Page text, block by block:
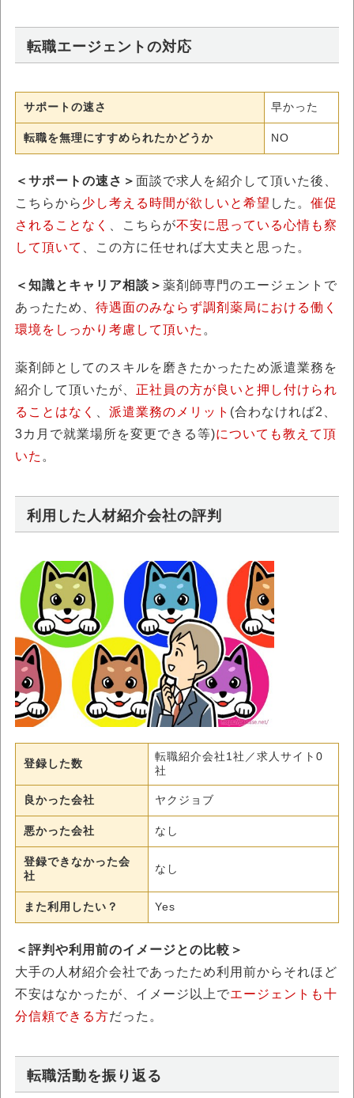
転職エージェントの対応
サポートの速さ 早かった
転職を無理にすすめられたかどうか NO
＜サポートの速さ＞ 面談で求人を紹介して頂いた後、
こちらから 少し考える時間が欲しいと希望 した。 催促
されることなく
、こちらが不安に思っている心情も察
して頂いて
、この方に任せれば大丈夫と思った。
＜知識とキャリア相談＞ 薬剤師専門のエージェントで
あったため、 待遇面のみならず調剤薬局における働く
環境をしっかり考慮して頂いた 。
薬剤師としてのスキルを磨きたかったため派遣業務を
紹介して頂いたが、 正社員の方が良いと押し付けられ
ることはなく
派遣業務のメリット (合わなければ2、
3カ月で就業場所を変更できる等)についても教えて頂
いた 。
利用した人材紹介会社の評判
登録した数
転職紹介会社1社／求人サイト0
社
良かった会社 ヤクジョブ
悪かった会社 なし
登録できなかった会
社
なし
また利用したい？ Yes
＜評判や利用前のイメージとの比較＞
大手の人材紹介会社であったため利用前からそれほど
不安はなかったが、イメージ以上でエージェントも十
分信頼できる方だった。
転職活動を振り返る